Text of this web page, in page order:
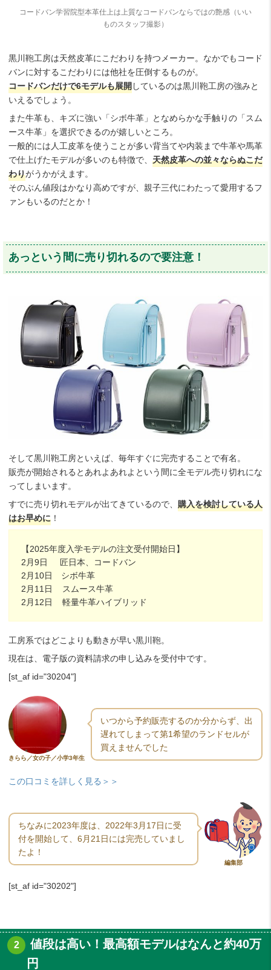
コードバン学習院型本革仕上は上質なコードバンならではの艶感（いい
ものスタッフ撮影）
黒川鞄工房は天然皮革にこだわりを持つメーカー。なかでもコード
バンに対するこだわりには他社を圧倒するものが。
コードバンだけで6モデルも展開しているのは黒川鞄工房の強みと
いえるでしょう。
また牛革も、キズに強い「シボ牛革」となめらかな手触りの「スム
ース牛革」を選択できるのが嬉しいところ。
一般的には人工皮革を使うことが多い背当てや内装まで牛革や馬革
で仕上げたモデルが多いのも特徴で、 天然皮革への並々ならぬこだ
わりがうかがえます。
そのぶん値段はかなり高めですが、親子三代にわたって愛用するフ
ァンもいるのだとか！
あっという間に売り切れるので要注意！
そして黒川鞄工房といえば、毎年すぐに完売することで有名。
販売が開始されるとあれよあれよという間に全モデル売り切れにな
ってしまいます。
すでに売り切れモデルが出てきているので、 購入を検討している人
はお早めに ！
【2025年度入学モデルの注文受付開始日】
2月9日 匠日本、コードバン
2月10日 シボ牛革
2月11日 スムース牛革
2月12日 軽量牛革ハイブリッド
工房系ではどこよりも動きが早い黒川鞄。
現在は、電子版の資料請求の申し込みを受付中です。
[st_af id="30204"]
きらら／女の子／小学3年生
いつから予約販売するのか分からず、出
遅れてしまって第1希望のランドセルが
買えませんでした
この口コミを詳しく見る＞＞
ちなみに2023年度は、2022年3月17日に受
付を開始して、6月21日には完売していまし
たよ！
編集部
[st_af id="30202"]
値段は高い！最高額モデルはなんと約40万
円